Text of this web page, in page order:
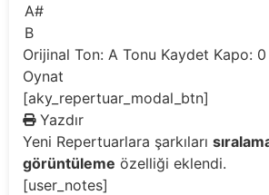
A#
B
Orijinal Ton: A Tonu Kaydet Kapo: 0
Oynat
[aky_repertuar_modal_btn]
Yazdır
Yeni Repertuarlara şarkıları
görüntüleme özelliği eklendi.
[user_notes]